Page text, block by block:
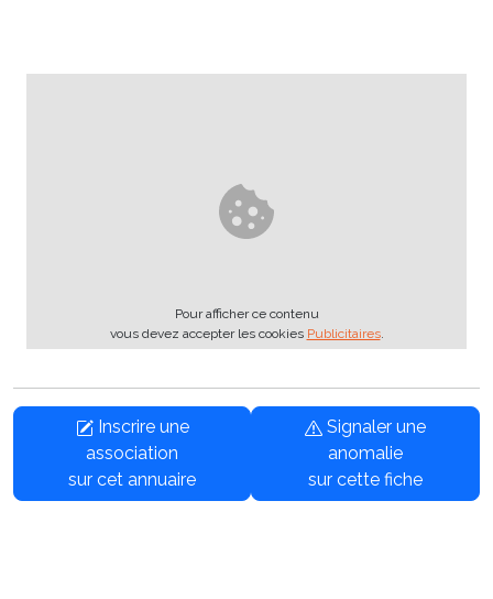
Pour afficher ce contenu
vous devez accepter les cookies Publicitaires.
Inscrire une
association
sur cet annuaire
Signaler une
anomalie
sur cette fiche